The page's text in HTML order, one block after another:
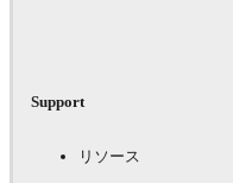
Support
リソース